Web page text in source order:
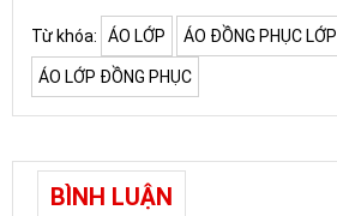
Từ khóa: ÁO LỚP ÁO ĐỒNG PHỤC LỚP
ÁO LỚP ĐỒNG PHỤC
BÌNH LUẬN